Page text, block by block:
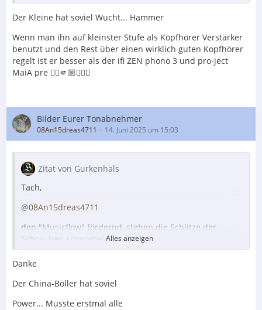
Der Kleine hat soviel Wucht... Hammer
Wenn man ihn auf kleinster Stufe als Kopfhörer Verstärker
benutzt und den Rest über einen wirklich guten Kopfhörer
regelt ist er besser als der ifi ZEN phono 3 und pro-ject
MaiA pre 👍🏼🫵🏼🤷🏼‍♂️
Bilder Eurer Tonabnehmer
08An15dreas4711 14. Juni 2025 um 15:03
Zitat von Gurkenhals
Tach,
@08An15dreas4711
den "Musicflow" fördernd, stehen die Schlitze der
Schrauben schonmal korrekt!
Fuil Spaß beim hoffentlich erkenntnisreichen Horchen
ansprechendes Zeuchs.
Alles anzeigen
Danke
Der China-Böller hat soviel
Power... Musste erstmal alle